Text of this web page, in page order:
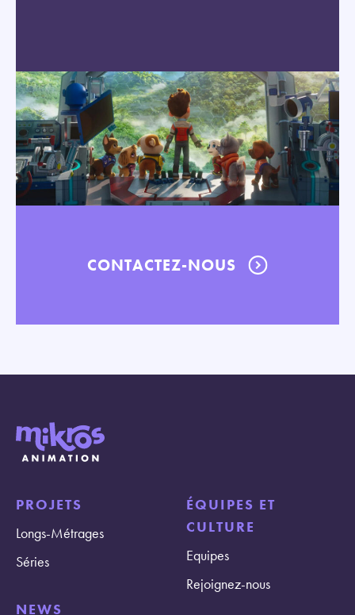
CONTACTEZ-NOUS
PROJETS
Longs-Métrages
Séries
NEWS
ÉQUIPES ET
CULTURE
Equipes
Rejoignez-nous